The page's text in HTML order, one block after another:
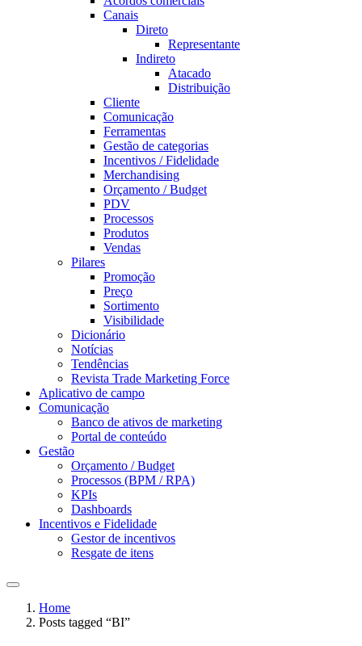
Canais
Direto
Representante
Indireto
Atacado
Distribuição
Cliente
Comunicação
Ferramentas
Gestão de categorias
Incentivos / Fidelidade
Merchandising
Orçamento / Budget
PDV
Processos
Produtos
Vendas
Pilares
Promoção
Preço
Sortimento
Visibilidade
Dicionário
Notícias
Tendências
Revista Trade Marketing Force
Aplicativo de campo
Comunicação
Banco de ativos de marketing
Portal de conteúdo
Gestão
Orçamento / Budget
Processos (BPM / RPA)
KPIs
Dashboards
Incentivos e Fidelidade
Gestor de incentivos
Resgate de itens
Home
Posts tagged “BI”